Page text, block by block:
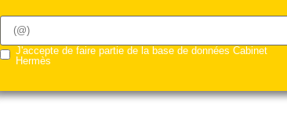
J'accepte de faire partie de la base de données Cabinet
Hermès